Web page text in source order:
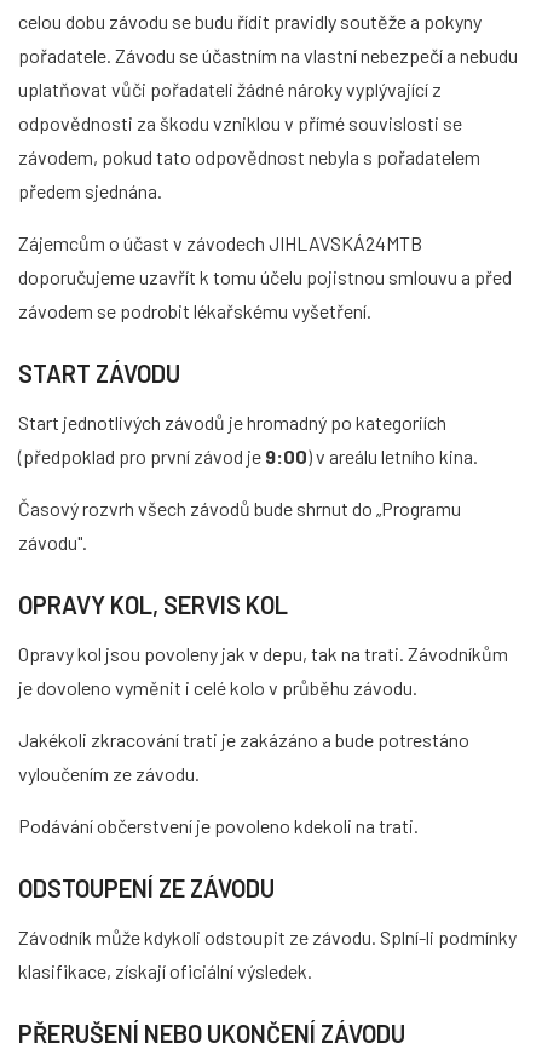
celou dobu závodu se budu řídit pravidly soutěže a pokyny
pořadatele. Závodu se účastním na vlastní nebezpečí a nebudu
uplatňovat vůči pořadateli žádné nároky vyplývající z
odpovědnosti za škodu vzniklou v přímé souvislosti se
závodem, pokud tato odpovědnost nebyla s pořadatelem
předem sjednána.
Zájemcům o účast v závodech JIHLAVSKÁ24MTB
doporučujeme uzavřít k tomu účelu pojistnou smlouvu a před
závodem se podrobit lékařskému vyšetření.
START ZÁVODU
Start jednotlivých závodů je hromadný po kategoriích
(předpoklad pro první závod je 9:00) v areálu letního kina.
Časový rozvrh všech závodů bude shrnut do „Programu
závodu".
OPRAVY KOL, SERVIS KOL
Opravy kol jsou povoleny jak v depu, tak na trati. Závodníkům
je dovoleno vyměnit i celé kolo v průběhu závodu.
Jakékoli zkracování trati je zakázáno a bude potrestáno
vyloučením ze závodu.
Podávání občerstvení je povoleno kdekoli na trati.
ODSTOUPENÍ ZE ZÁVODU
Závodník může kdykoli odstoupit ze závodu. Splní-li podmínky
klasifikace, získají oficiální výsledek.
PŘERUŠENÍ NEBO UKONČENÍ ZÁVODU